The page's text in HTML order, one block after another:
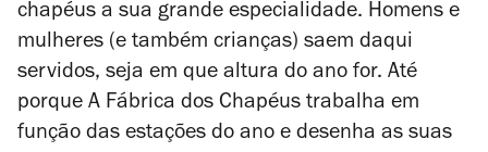
chapéus a sua grande especialidade. Homens e
mulheres (e também crianças) saem daqui
servidos, seja em que altura do ano for. Até
porque A Fábrica dos Chapéus trabalha em
função das estações do ano e desenha as suas